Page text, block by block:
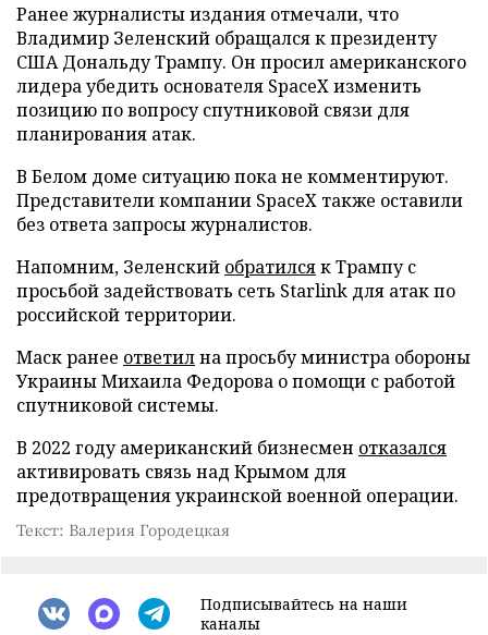
Ранее журналисты издания отмечали, что
Владимир Зеленский обращался к президенту
США Дональду Трампу. Он просил американского
лидера убедить основателя SpaceX изменить
позицию по вопросу спутниковой связи для
планирования атак.
В Белом доме ситуацию пока не комментируют.
Представители компании SpaceX также оставили
без ответа запросы журналистов.
Напомним, Зеленский обратилсяк Трампу с
просьбой задействовать сеть Starlink для атак по
российской территории.
Маск ранее ответилна просьбу министра обороны
Украины Михаила Федорова о помощи с работой
спутниковой системы.
В 2022 году американский бизнесмен отказался
активировать связь над Крымом для
предотвращения украинской военной операции.
Текст: Валерия Городецкая
Подписывайтесь на наши
каналы